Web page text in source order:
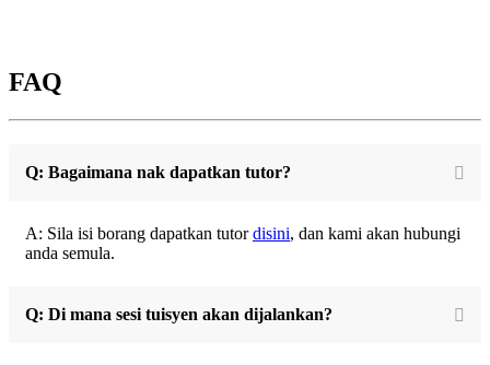
FAQ
Q: Bagaimana nak dapatkan tutor?
A: Sila isi borang dapatkan tutordisini, dan kami akan hubungi
anda semula.
Q: Di mana sesi tuisyen akan dijalankan?